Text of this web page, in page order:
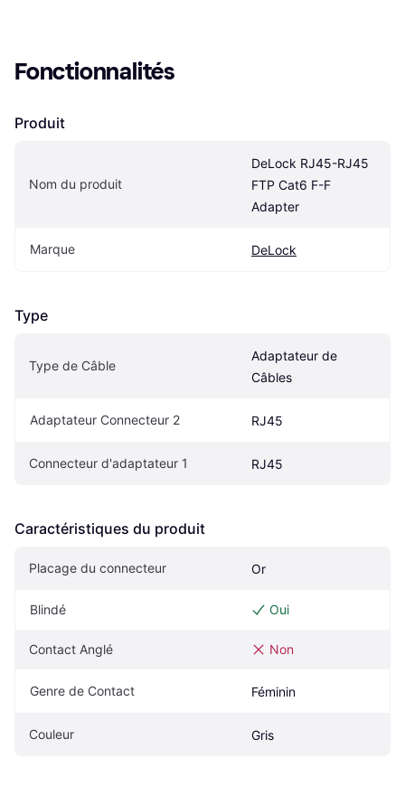
Fonctionnalités
Produit
Nom du produit
DeLock RJ45-RJ45
FTP Cat6 F-F
Adapter
Marque DeLock
Type
Type de Câble
Adaptateur de
Câbles
Adaptateur Connecteur 2 RJ45
Connecteur d'adaptateur 1 RJ45
Caractéristiques du produit
Placage du connecteur Or
Blindé Oui
Contact Anglé Non
Genre de Contact Féminin
Couleur Gris